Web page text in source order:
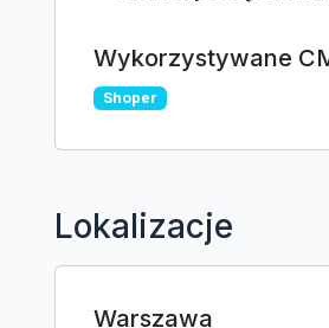
Wykorzystywane
Shoper
Lokalizacje
Warszawa